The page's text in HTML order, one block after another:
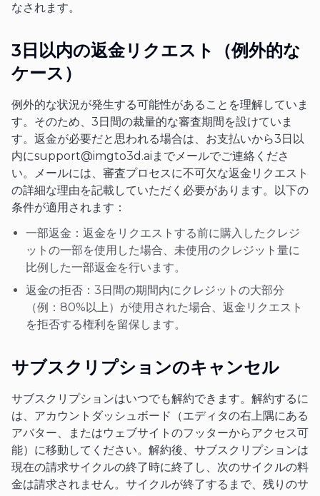
なされます。
3日以内の返金リクエスト（例外的な
ケース）
例外的な状況が発生する可能性があることを理解していま
す。そのため、3日間の裁量的な審査期間を設けていま
す。返金が必要だと思われる場合は、お支払いから3日以
内にsupport@imgto3d.ai までメールでご連絡くださ
い。メールには、審査プロセスに不可欠な返金リクエスト
の詳細な理由を記載していただく必要があります。以下の
条件が適用されます：
一部返金：返金をリクエストする前に購入したクレジ
ットの一部を使用した場合、未使用のクレジット量に
比例した一部返金を行います。
返金の拒否：3日間の期間内にクレジットの大部分
（例：80%以上）が使用された場合、返金リクエスト
を拒否する権利を留保します。
サブスクリプションのキャンセル
サブスクリプションはいつでも解約できます。解約するに
は、アカウントダッシュボード（エディタの右上隅にある
アバター、またはウェブサイトのフッターからアクセス可
能）に移動してください。解約後、サブスクリプションは
現在の請求サイクルの終了時に終了し、次のサイクルの料
金は請求されません。サイクルが終了するまで、残りのサ